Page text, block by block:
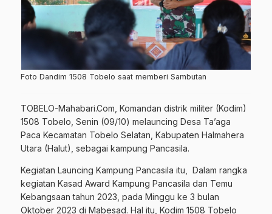
Foto Dandim 1508 Tobelo saat memberi Sambutan
TOBELO-Mahabari.Com, Komandan distrik militer (Kodim)
1508 Tobelo, Senin (09/10) melauncing Desa Ta’aga
Paca Kecamatan Tobelo Selatan, Kabupaten Halmahera
Utara (Halut), sebagai kampung Pancasila.
Kegiatan Launcing Kampung Pancasila itu,
Dalam rangka
kegiatan Kasad Award Kampung Pancasila dan Temu
Kebangsaan tahun 2023, pada Minggu ke 3 bulan
Oktober 2023 di Mabesad. Hal itu, Kodim 1508 Tobelo